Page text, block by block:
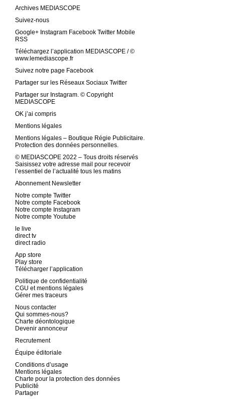
Archives MEDIASCOPE
Suivez-nous
Google+ Instagram Facebook Twitter Mobile
RSS
Téléchargez l’application MEDIASCOPE / ©
www.lemediascope.fr
Suivez notre page Facebook
Partager sur les Réseaux Sociaux Twitter
Partager sur Instagram. © Copyright
MEDIASCOPE
OK j’ai compris
Mentions légales
Mentions légales – Boutique Régie Publicitaire.
Protection des données personnelles.
© MEDIASCOPE 2022 – Tous droits réservés
Saisissez votre adresse mail pour recevoir
l’essentiel de l’actualité tous les matins
Abonnement Newsletter
Notre compte Twitter
Notre compte Facebook
Notre compte Instagram
Notre compte Youtube
le live
direct tv
direct radio
App store
Play store
Télécharger l’application
Politique de confidentialité
CGU et mentions légales
Gérer mes traceurs
Nous contacter
Qui sommes-nous?
Charte déontologique
Devenir annonceur
Recrutement
Équipe éditoriale
Conditions d’usage
Mentions légales
Charte pour la protection des données
Publicité
Partager